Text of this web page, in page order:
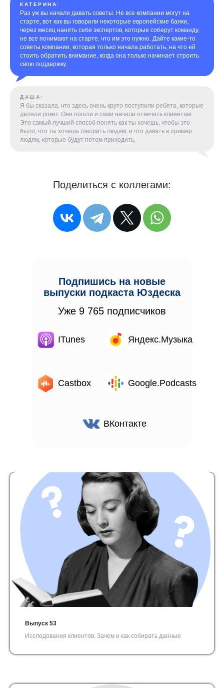
КАТЕРИНА:
Раз уж вы начали давать советы. Не все компании могут на
старте, вот как вы говорили некоторые европейские банки,
через месяц нанять себе экспертов, которые соберут команду,
не все понимают на старте, что им это нужно. Дайте какие-то
советы компании, которая только начала работать, на что ей
стоить обратить внимание, когда она только начинает строить
свою поддержку.
ДАША:
Я бы сказала, что здесь очень круто поступили ребята, которые
делали рокет. Они пошли и сами начали отвечать клиентам.
Это самый лучший способ понять как ты хочешь, чтобы это
было, что ты хочешь говорить людям, и что давать в пример
людям, которые будут потом приходить.
Поделиться с коллегами:
Подпишись на новые
выпуски подкаста Юздеска
Уже 9 765 подписчиков
ITunes Яндекс.Музыка
Castbox
ВКонтакте
Google.Podcasts
Выпуск 53
Исследования клиентов. Зачем и как собирать данные